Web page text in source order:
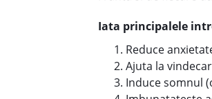
Iata principalele
Reduce
Ajuta la
Induce somnul